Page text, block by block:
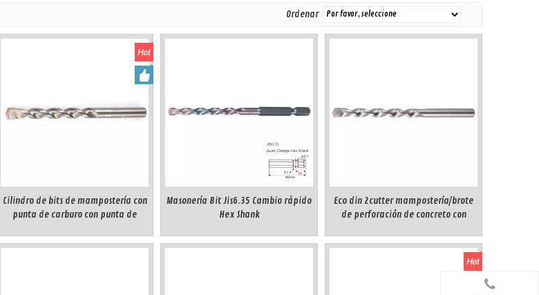
Ordenar
Cilindro de bits de mampostería con
punta de carburo con punta de
Masonería Bit Jis6.35 Cambio rápido
Hex Shank
Eco din 2cutter mampostería/brote
de perforación de concreto con